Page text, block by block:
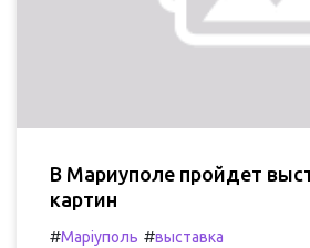
В Мариуполе пройдет
картин
#Маріуполь #выставка